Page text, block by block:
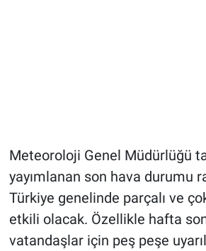
Meteoroloji Genel Müdürlüğü
yayımlanan son hava durumu
Türkiye genelinde parçalı ve
etkili olacak. Özellikle hafta
vatandaşlar için peş peşe